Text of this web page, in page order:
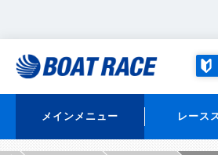
メインメニュー レース